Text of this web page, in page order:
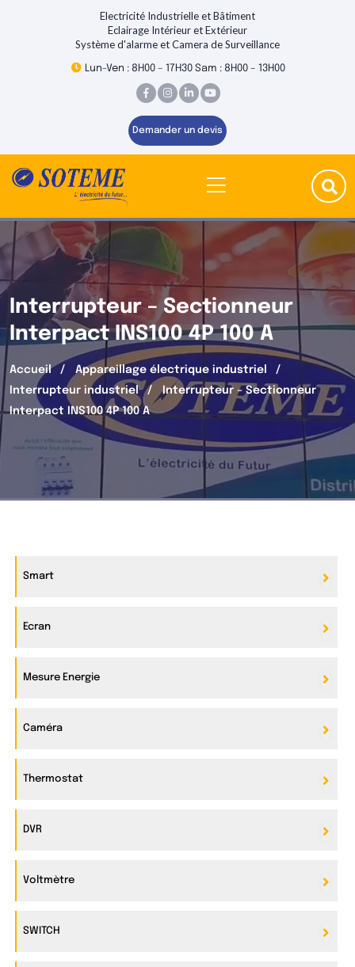
Electricité Industrielle et Bâtiment
Eclairage Intérieur et Extérieur
Système d'alarme et Camera de Surveillance
Lun-Ven : 8H00 – 17H30 Sam : 8H00 – 13H00
Demander un devis
Interrupteur – Sectionneur
Interpact INS100 4P 100 A
Accueil
Appareillage électrique industriel
Interrupteur industriel
Interrupteur – Sectionneur
Interpact INS100 4P 100 A
Smart
Ecran
Mesure Energie
Caméra
Thermostat
DVR
Voltmètre
SWITCH